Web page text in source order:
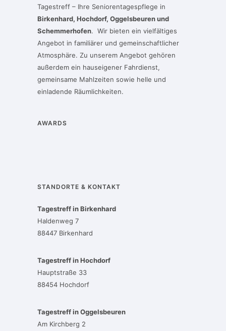
Tagestreff – Ihre Seniorentagespflege in
Birkenhard, Hochdorf, Oggelsbeuren und
Schemmerhofen. Wir bieten ein vielfältiges
Angebot in familiärer und gemeinschaftlicher
Atmosphäre. Zu unserem Angebot gehören
außerdem ein hauseigener Fahrdienst,
gemeinsame Mahlzeiten sowie helle und
einladende Räumlichkeiten.
AWARDS
STANDORTE & KONTAKT
Tagestreff in Birkenhard
Haldenweg 7
88447 Birkenhard
Tagestreff in Hochdorf
Hauptstraße 33
88454 Hochdorf
Tagestreff in Oggelsbeuren
Am Kirchberg 2